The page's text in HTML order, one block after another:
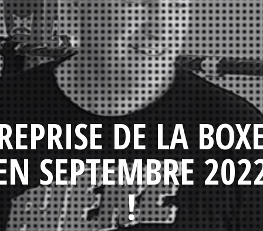
DE LA
SEPTEMBRE
!